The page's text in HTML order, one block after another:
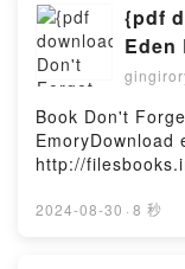
Brothers
Online, The
Barnes
Lynn Barnes
Lynn Barnes
Jennifer Lynn
Hawthorne
{pdf
Eden
Book Don't
http://
Mobi) by Eden
2024-08-30 · 8 秒